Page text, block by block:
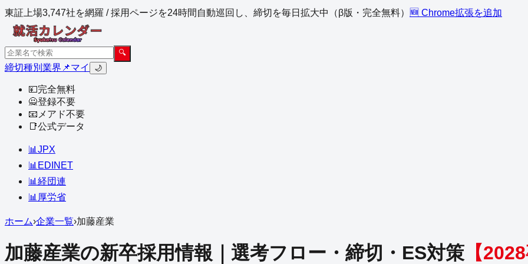
東証上場3,747社を網羅 / 採用ページを24時間自動巡回し、締切を毎日拡大中（β版・完全無料） 🆕 Chrome拡張を追加
🔍
締切種別 業界 📌マイ 🌙
💴完全無料
🙅登録不要
📧 メアド不要
📑公式データ
📊 JPX
📊 EDINET
📊 経団連
📊 厚労省
ホーム›企業一覧›加藤産業
加藤産業の新卒採用情報｜選考フロー・締切・ES対策 【2028